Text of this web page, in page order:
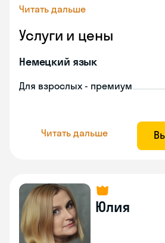
Читать дальше
Услуги и цены
Немецкий язык
Для взрослых - премиум
Читать дальше
Юлия